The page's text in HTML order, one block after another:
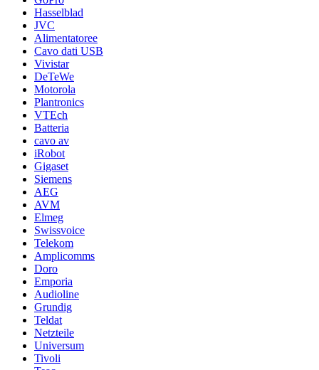
Hasselblad
JVC
Alimentatoree
Cavo dati USB
Vivistar
DeTeWe
Motorola
Plantronics
VTEch
Batteria
cavo av
iRobot
Gigaset
Siemens
AEG
AVM
Elmeg
Swissvoice
Telekom
Amplicomms
Doro
Emporia
Audioline
Grundig
Teldat
Netzteile
Universum
Tivoli